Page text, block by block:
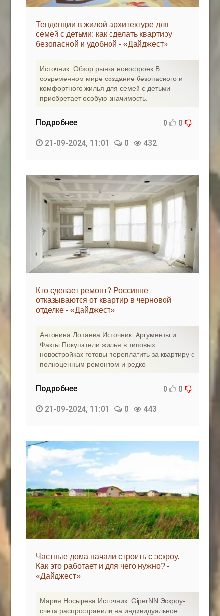
Тенденции в жилой архитектуре для
семей с детьми: как сделать квартиру
безопасной и удобной - «Дайджест»
Источник: Обзор рынка новостроек В
современном мире создание безопасного и
комфортного жилья для семей с детьми
приобретает особую значимость.
Подробнее 0 0
21-09-2024, 11:01 0 432
Кто сделает ремонт? Россияне
отказываются от квартир в черновой
отделке - «Дайджест»
Антонина Лопаева Источник: Аргументы и
Факты Покупатели жилья в типовых
новостройках готовы переплатить за квартиру с
полноценным ремонтом и редко
Подробнее 0 0
21-09-2024, 11:01 0 443
Частные дома начали строить с эскроу.
Как это работает и для чего нужно? -
«Дайджест»
Мария Носырева Источник: GiperNN Эскроу-
счета распространили на индивидуальное